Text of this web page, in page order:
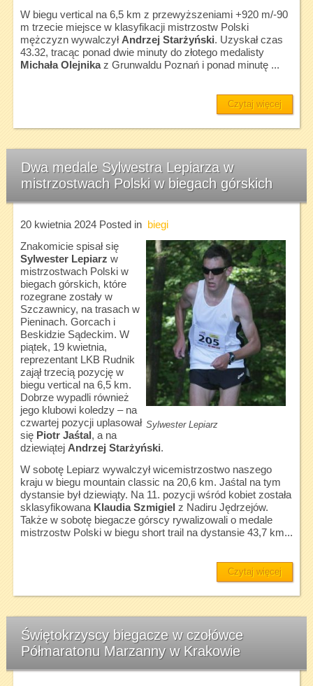
W biegu vertical na 6,5 km z przewyższeniami +920 m/-90
m trzecie miejsce w klasyfikacji mistrzostw Polski
mężczyzn wywalczył Andrzej Starżyński. Uzyskał czas
43.32, tracąc ponad dwie minuty do złotego medalisty
Michała Olejnikaz Grunwaldu Poznań i ponad minutę ...
Czytaj więcej
Dwa medale Sylwestra Lepiarza w
mistrzostwach Polski w biegach górskich
20 kwietnia 2024Posted in biegi
Sylwester Lepiarz
Znakomicie spisał się
Sylwester Lepiarz w
mistrzostwach Polski w
biegach górskich, które
rozegrane zostały w
Szczawnicy, na trasach w
Pieninach. Gorcach i
Beskidzie Sądeckim. W
piątek, 19 kwietnia,
reprezentant LKB Rudnik
zajął trzecią pozycję w
biegu vertical na 6,5 km.
Dobrze wypadli również
jego klubowi koledzy – na
czwartej pozycji uplasował
się Piotr Jaśtal , a na
dziewiątej Andrzej Starżyński.
W sobotę Lepiarz wywalczył wicemistrzostwo naszego
kraju w biegu mountain classic na 20,6 km. Jaśtal na tym
dystansie był dziewiąty. Na 11. pozycji wśród kobiet została
sklasyfikowana Klaudia Szmigiel z Nadiru Jędrzejów.
Także w sobotę biegacze górscy rywalizowali o medale
mistrzostw Polski w biegu short trail na dystansie 43,7 km...
Czytaj więcej
Świętokrzyscy biegacze w czołówce
Półmaratonu Marzanny w Krakowie